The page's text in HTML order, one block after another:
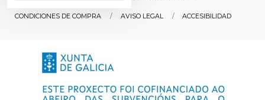
CONDICIONES DE COMPRA AVISO LEGAL ACCESIBILIDAD